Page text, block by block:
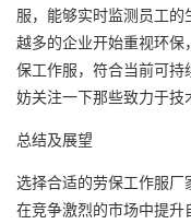
服，能够实时监测员工
越多的企业开始重视环
保工作服，符合当前可
妨关注一下那些致力于技
总结及展望
选择合适的劳保工作服
在竞争激烈的市场中提